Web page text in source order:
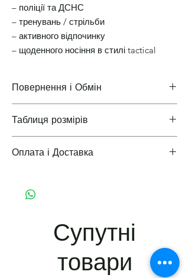
– поліції та ДСНС
– тренувань / стрільби
– активного відпочинку
– щоденного носіння в стилі tactical
Повернення і Обмін
Повернення і Обмін
Таблиця розмірів
Таблиці розмірів одягу
Оплата і Доставка
Варіанти оплати і доставки
Супутні
товари